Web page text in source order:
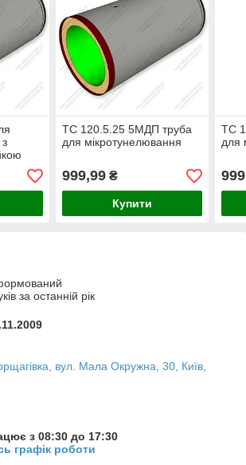
ТС 120.5.25 5МДП труба
для мікротунелювання
999,99₴
Купити
ТС
для
за останній рік
вул. Мала Окружна, 30, Київ,
з 08:30 до 17:30
графік роботи